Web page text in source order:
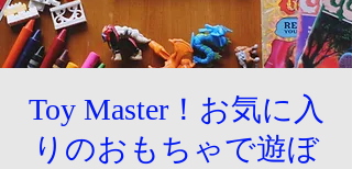
Toy Master！お気に入
りのおもちゃで遊ぼ